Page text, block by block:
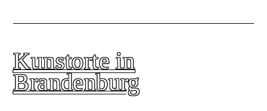
Kunstorte in
Brandenburg